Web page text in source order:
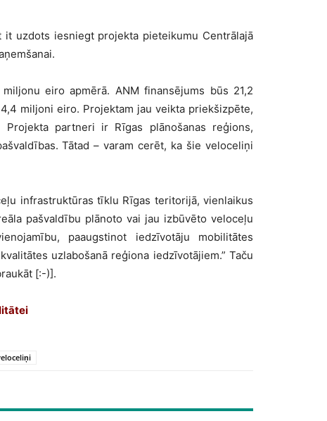
uzdots iesniegt projekta pieteikumu Centrālajā
eiro apmērā. ANM finansējums būs 21,2
miljoni eiro. Projektam jau veikta priekšizpēte,
Projekta partneri ir Rīgas plānošanas reģions,
Tātad – varam cerēt, ka šie veloceliņi
infrastruktūras tīklu Rīgas teritorijā, vienlaikus
pašvaldību plānoto vai jau izbūvēto veloceļu
paaugstinot iedzīvotāju mobilitātes
uzlabošanā reģiona iedzīvotājiem.” Taču
[:-)].